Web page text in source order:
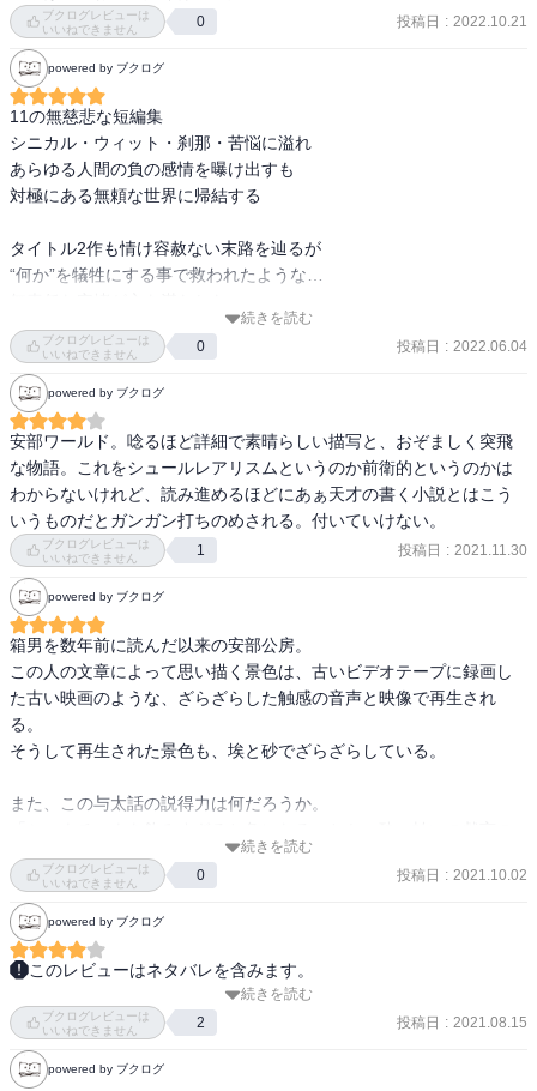
ブクログレビューは
いいねできません
0 投稿日 : 2022.10.21
powered by ブクログ
11の無慈悲な短編集
シニカル・ウィット・刹那・苦悩に溢れ
あらゆる人間の負の感情を曝け出すも
対極にある無頼な世界に帰結する
タイトル2作も情け容赦ない末路を辿るが
“何か”を犠牲にする事で救われたような…
続きを読む
ブクログレビューは
いいねできません
0 投稿日 : 2022.06.04
powered by ブクログ
安部ワールド。唸るほど詳細で素晴らしい描写と、おぞましく突飛
な物語。これをシュールレアリスムというのか前衛的というのかは
わからないけれど、読み進めるほどにあぁ天才の書く小説とはこう
いうものだとガンガン打ちのめされる。付いていけない。
ブクログレビューは
いいねできません
1 投稿日 : 2021.11.30
powered by ブクログ
箱男を数年前に読んだ以来の安部公房。
この人の文章によって思い描く景色は、古いビデオテープに録画し
た古い映画のような、ざらざらした触感の音声と映像で再生され
る。
そうして再生された景色も、埃と砂でざらざらしている。
また、この与太話の説得力は何だろうか。
ようなのに、なんとなく「そういうもんかな」と思わせる。
起承転結が夢のようにチグハグで、読み終わってすぐは「なんだこ
れは」と思うのに、なんとなく腑に落ち…いや落ちないわ。全然落
ちない。その腑に落ちなさと不条理が良い。
あまり深く考えない方が楽しく読めるのかもしれない。
ざらざらした貧しい雰囲気と与太話を楽しむには。
続きを読む
ブクログレビューは
いいねできません
0 投稿日 : 2021.10.02
powered by ブクログ
このレビューはネタバレを含みます。
寓意とユーモア、そしてシュールさが溢れる、安定の安部公房ワー
ルド。
そこには、ふわふわと水中を漂うかのような、不安定さもある。
続きを読む
ブクログレビューは
いいねできません
2 投稿日 : 2021.08.15
powered by ブクログ